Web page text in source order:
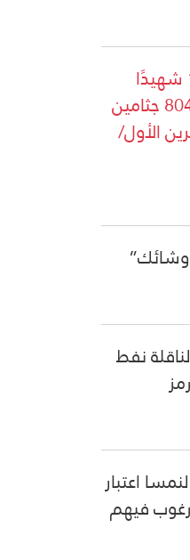
وزارة الصحة في قطاع غزّة: 1254 شهيدًا
و4121 إصابة إضافة إلى انتشال 804 جثامين
النار في 11 تشرين الأول/
نفط
اعتبار
فيهم